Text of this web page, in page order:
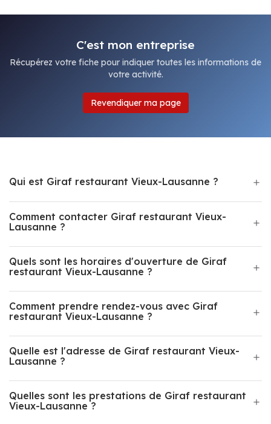
C'est mon entreprise
Récupérez votre fiche pour indiquer toutes les informations de
votre activité.
Revendiquer ma page
Qui est Giraf restaurant Vieux-Lausanne ?
Comment contacter Giraf restaurant Vieux-
Lausanne ?
Quels sont les horaires d'ouverture de Giraf
restaurant Vieux-Lausanne ?
Comment prendre rendez-vous avec Giraf
restaurant Vieux-Lausanne ?
Quelle est l'adresse de Giraf restaurant Vieux-
Lausanne ?
Quelles sont les prestations de Giraf restaurant
Vieux-Lausanne ?